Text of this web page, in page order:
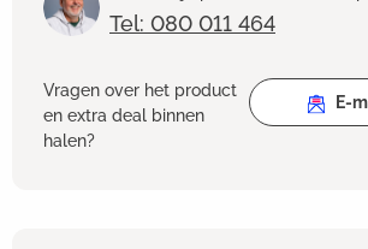
Tel: 080 011 464
Vragen over het product
en extra deal binnen
halen?
E-